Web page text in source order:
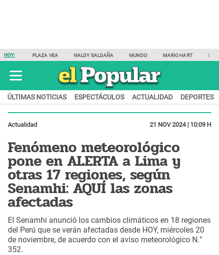
HOY: PLAZA VEA NALDY SALDAÑA MUNDO MARIO HART
ÚLTIMAS NOTICIAS ESPECTÁCULOS ACTUALIDAD DEPORTES
Actualidad 21 NOV 2024 | 10:09 H
Fenómeno meteorológico
pone en ALERTA a Lima y
otras 17 regiones, según
Senamhi: AQUÍ las zonas
afectadas
El Senamhi anunció los cambios climáticos en 18 regiones
del Perú que se verán afectadas desde HOY, miércoles 20
de noviembre, de acuerdo con el aviso meteorológico N.°
352.